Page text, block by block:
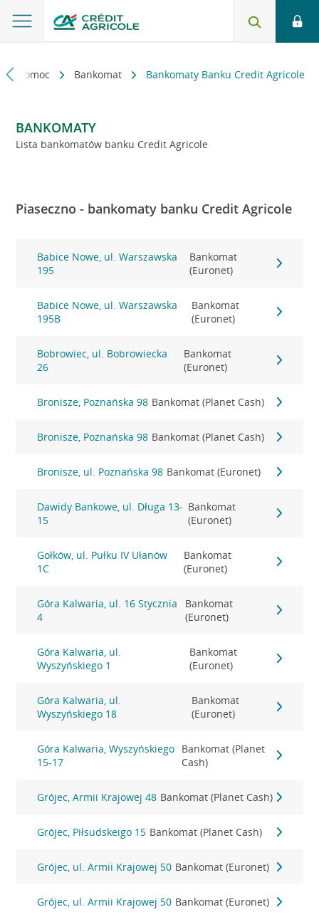
i pomoc Bankomat Bankomaty Banku Credit Agricole
BANKOMATY
Lista bankomatów banku Credit Agricole
Piaseczno - bankomaty banku Credit Agricole
Babice Nowe, ul. Warszawska
195
Bankomat
(Euronet)
Babice Nowe, ul. Warszawska
195B
Bankomat
(Euronet)
Bobrowiec, ul. Bobrowiecka
26
Bankomat
(Euronet)
Bronisze, Poznańska 98 Bankomat (Planet Cash)
Bronisze, Poznańska 98 Bankomat (Planet Cash)
Bronisze, ul. Poznańska 98 Bankomat (Euronet)
Dawidy Bankowe, ul. Długa 13-
15
Bankomat
(Euronet)
Gołków, ul. Pułku IV Ułanów
1C
Bankomat
(Euronet)
Góra Kalwaria, ul. 16 Stycznia
4
Bankomat
(Euronet)
Góra Kalwaria, ul.
Wyszyńskiego 1
Bankomat
(Euronet)
Góra Kalwaria, ul.
Wyszyńskiego 18
Bankomat
(Euronet)
Góra Kalwaria, Wyszyńskiego
15-17
Bankomat (Planet
Cash)
Grójec, Armii Krajowej 48 Bankomat (Planet Cash)
Grójec, Piłsudskeigo 15 Bankomat (Planet Cash)
Grójec, ul. Armii Krajowej 50 Bankomat (Euronet)
Grójec, ul. Armii Krajowej 50 Bankomat (Euronet)